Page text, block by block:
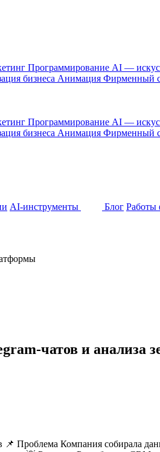
Программирование AI —
бизнеса Анимация Фирменный
Программирование AI —
бизнеса Анимация Фирменный
AI-инструменты Блог Работы
чатов и анализа
📌 Проблема Компания собирала